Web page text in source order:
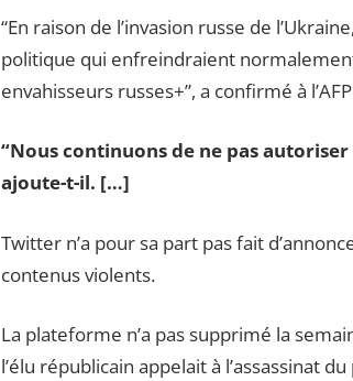
“En raison de l’invasion russe de
politique qui enfreindraient
envahisseurs russes+”, a confirmé à
“Nous continuons de ne pas
ajoute-t-il. […]
Twitter n’a pour sa part pas fait
contenus violents.
La plateforme n’a pas supprimé la
l’élu républicain appelait à l’assassinat